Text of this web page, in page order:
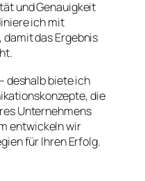
und Genauigkeit
ich mit
das Ergebnis
deshalb biete ich
die
Unternehmens
entwickeln wir
für Ihren Erfolg.